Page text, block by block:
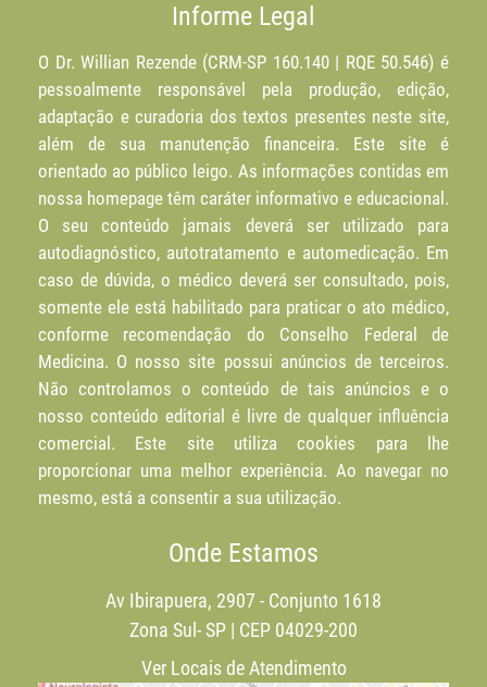
Informe Legal
O Dr. Willian Rezende (CRM-SP 160.140 | RQE 50.546) é
pessoalmente responsável pela produção, edição,
adaptação e curadoria dos textos presentes neste site,
além de sua manutenção financeira. Este site é
orientado ao público leigo. As informações contidas em
nossa homepage têm caráter informativo e educacional.
O seu conteúdo jamais deverá ser utilizado para
autodiagnóstico, autotratamento e automedicação. Em
caso de dúvida, o médico deverá ser consultado, pois,
somente ele está habilitado para praticar o ato médico,
conforme recomendação do Conselho Federal de
Medicina. O nosso site possui anúncios de terceiros.
Não controlamos o conteúdo de tais anúncios e o
nosso conteúdo editorial é livre de qualquer influência
comercial. Este site utiliza cookies para lhe
proporcionar uma melhor experiência. Ao navegar no
mesmo, está a consentir a sua utilização.
Onde Estamos
Av Ibirapuera, 2907 - Conjunto 1618
Zona Sul- SP | CEP 04029-200
Ver Locais de Atendimento